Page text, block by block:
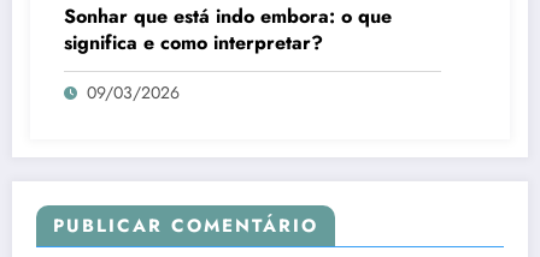
Sonhar que está indo embora: o que
significa e como interpretar?
09/03/2026
PUBLICAR COMENTÁRIO